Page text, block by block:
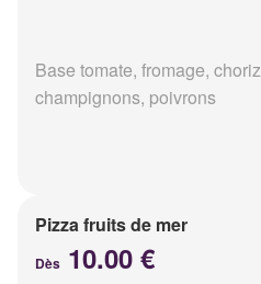
Base tomate, fromage,
champignons, poivrons
Pizza fruits de mer
Dès 10.00 €